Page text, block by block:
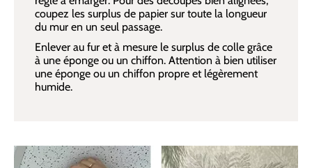
coupez les surplus de papier sur toute la longueur
du mur en un seul passage.
Enlever au fur et à mesure le surplus de colle grâce
à une éponge ou un chiffon. Attention à bien utiliser
une éponge ou un chiffon propre et légèrement
humide.